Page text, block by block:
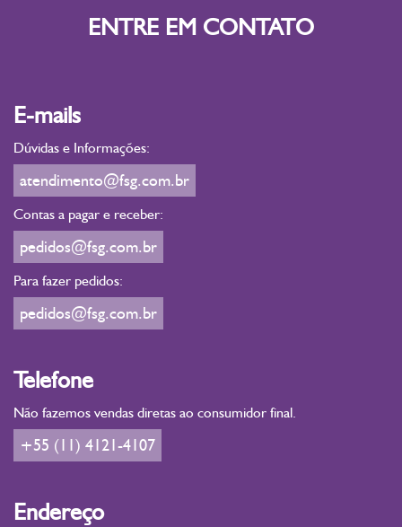
ENTRE EM CONTATO
E-mails
Dúvidas e Informações:
atendimento@fsg.com.br
Contas a pagar e receber:
pedidos@fsg.com.br
Para fazer pedidos:
pedidos@fsg.com.br
Telefone
Não fazemos vendas diretas ao consumidor final.
+55 (11) 4121-4107
Endereço